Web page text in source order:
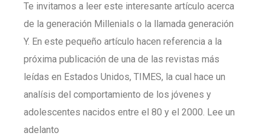
Te invitamos a leer este interesante artículo acerca
de la generación Millenials o la llamada generación
Y. En este pequeño artículo hacen referencia a la
próxima publicación de una de las revistas más
leídas en Estados Unidos, TIMES, la cual hace un
analísis del comportamiento de los jóvenes y
adolescentes nacidos entre el 80 y el 2000. Lee un
adelanto